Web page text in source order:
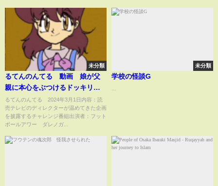
未分類
るてんのんてる 動画 娘が父
親に本心をぶつけるドッキリド
キュメンタリー 3月1日
るてんのんてる 2024年3月1日内容：読
売テレビのディレクターが温めてきた企画
を披露するチャレンジ番組出演者：フット
ボールアワー ダレノガ...
未分類
学校の怪談G